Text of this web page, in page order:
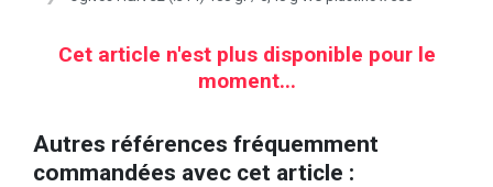
Cet article n'est plus disponible pour le
moment...
Autres références fréquemment
commandées avec cet article :